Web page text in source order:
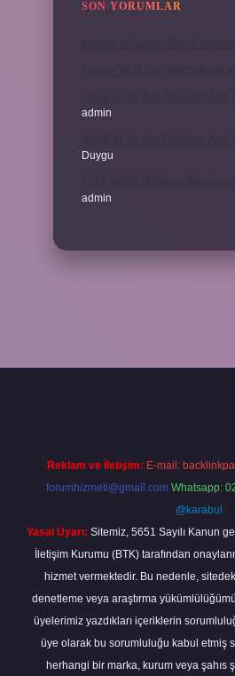
SON YORUMLAR
admin
Duygu
admin
Reklam ve İletişim: E-mail:
forumhizmeti@gmail.com Whatsapp:
@karabul
Yasal Uyarı: Sitemiz, 5651 Sayılı Kanun
İletişim Kurumu (BTK) tarafından
hizmet vermektedir. Bu nedenle,
denetleme veya araştırma
üyelerimiz yazdıkları içeriklerin
üye olarak bu sorumluluğu kabul etmiş
herhangi bir marka, kurum veya şahıs